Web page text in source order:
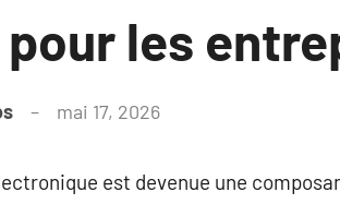
les
mai 17, 2026
est devenue une